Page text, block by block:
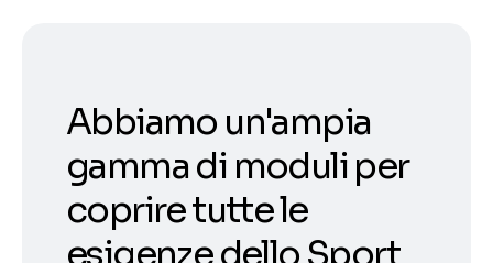
Abbiamo un'ampia
gamma di moduli per
coprire tutte le